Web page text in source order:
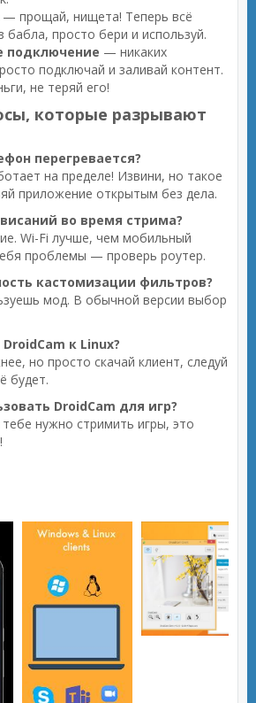
— прощай, нищета! Теперь всё
бабла, просто бери и используй.
подключение — никаких
подключай и заливай контент.
не теряй его!
которые разрывают
перегревается?
на пределе! Извини, но такое
приложение открытым без дела.
во время стрима?
Wi-Fi лучше, чем мобильный
проблемы — проверь роутер.
кастомизации фильтров?
мод. В обычной версии выбор
к Linux?
но просто скачай клиент, следуй
будет.
DroidCam для игр?
нужно стримить игры, это